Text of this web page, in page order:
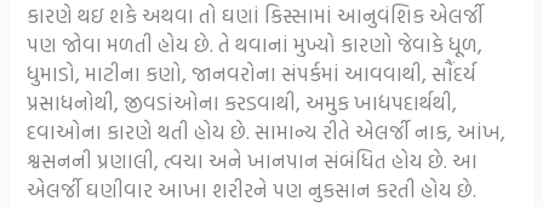
કારણે થઇ શકે અથવા તો ઘણાં કિસ્સામાં આનુવંશિક એલર્જી
પણ જોવા મળતી હોય છે. તે થવાનાં મુખ્યો કારણો જેવાકે ધૂળ,
ધુમાડો, માટીના કણો, જાનવરોના સંપર્કમાં આવવાથી, સૌંદર્ય
પ્રસાધનોથી, જીવડાંઓના કરડવાથી, અમુક ખાદ્યપદાર્થથી,
દવાઓના કારણે થતી હોય છે. સામાન્ય રીતે એલર્જી નાક, આંખ,
શ્વસનની પ્રણાલી, ત્વચા અને ખાનપાન સંબંધિત હોય છે. આ
એલર્જી ઘણીવાર આખા શરીરને પણ નુકસાન કરતી હોય છે.